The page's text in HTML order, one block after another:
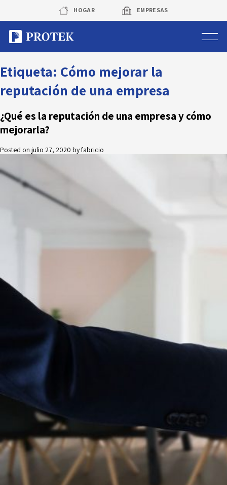
content
HOGAR EMPRESAS
Sistema de alarmas
Sistema de cámaras
Rastreo vehicular GPS
Protek Personas
Corredora de seguros
Trabaja con nosotros
Área de clientes
Etiqueta: Cómo mejorar la
reputación de una empresa
¿Qué es la reputación de una empresa y cómo
mejorarla?
Posted on julio 27, 2020 byfabricio